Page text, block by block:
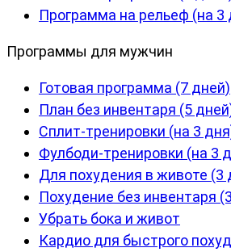
Программа на рельеф (на 3
Программы для мужчин
Готовая программа (7 дней)
План без инвентаря (5
Сплит-тренировки (на 3
Фулбоди-тренировки (на 3
Для похудения в животе (3
Похудение без инвентаря
Убрать бока и живот
Кардио для быстрого